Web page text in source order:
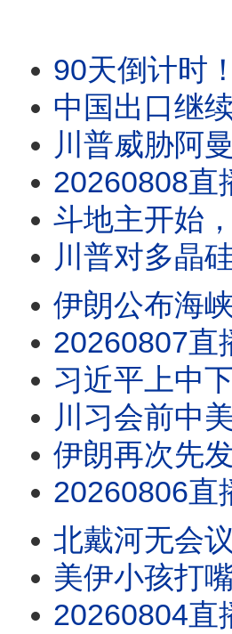
90天倒计时！中
中国出口继
川普威胁阿
20260808直播：川普威胁阿曼，美国静等
斗地主开始
川普对多晶
伊朗公布海峡协
20260807直播：伊朗公布海峡协议，美
习近平上中
川习会前中
伊朗再次先发制
20260806直播：伊朗再次先发制人；海
北戴河无会
美伊小孩打嘴仗，川
20260804直播：美伊小孩打嘴仗，川